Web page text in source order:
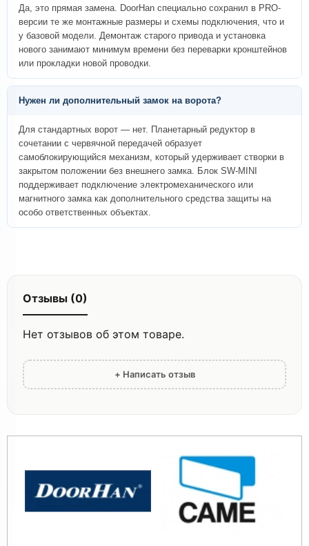
Да, это прямая замена. DoorHan специально сохранил в PRO-
версии те же монтажные размеры и схемы подключения, что и
у базовой модели. Демонтаж старого привода и установка
нового занимают минимум времени без переварки кронштейнов
или прокладки новой проводки.
Нужен ли дополнительный замок на ворота?
Для стандартных ворот — нет. Планетарный редуктор в
сочетании с червячной передачей образует
самоблокирующийся механизм, который удерживает створки в
закрытом положении без внешнего замка. Блок SW-MINI
поддерживает подключение электромеханического или
магнитного замка как дополнительного средства защиты на
особо ответственных объектах.
Отзывы (0)
Нет отзывов об этом товаре.
+ Написать отзыв